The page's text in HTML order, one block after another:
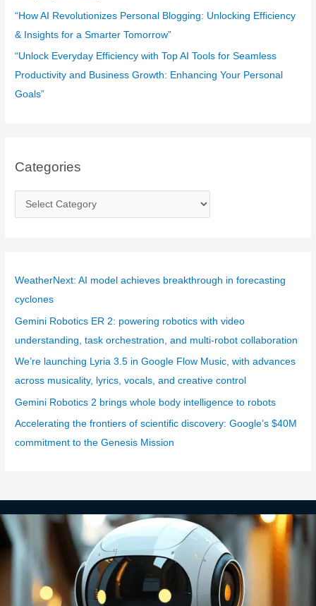
“How AI Revolutionizes Personal Blogging: Unlocking Efficiency
& Insights for a Smarter Tomorrow”
“Unlock Everyday Efficiency with Top AI Tools for Seamless
Productivity and Business Growth: Enhancing Your Personal
Goals”
Categories
a
g
WeatherNext: AI model achieves breakthrough in forecasting
cyclones
Gemini Robotics ER 2: powering robotics with video
understanding, task orchestration, and multi-robot collaboration
We’re launching Lyria 3.5 in Google Flow Music, with advances
across musicality, lyrics, vocals, and creative control
Gemini Robotics 2 brings whole body intelligence to robots
Accelerating the frontiers of scientific discovery: Google’s $40M
commitment to the Genesis Mission